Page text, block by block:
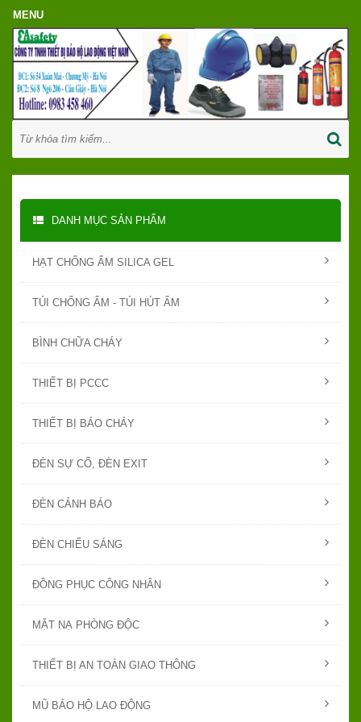
DANH MỤC SẢN PHẨM
HẠT CHỐNG ẨM SILICA GEL
TÚI CHỐNG ẨM - TÚI HÚT ẨM
BÌNH CHỮA CHÁY
THIẾT BỊ PCCC
THIẾT BỊ BÁO CHÁY
ĐÈN SỰ CỐ, ĐÈN EXIT
ĐÈN CẢNH BÁO
ĐÈN CHIẾU SÁNG
ĐỒNG PHỤC CÔNG NHÂN
MẶT NẠ PHÒNG ĐỘC
THIẾT BỊ AN TOÀN GIAO THÔNG
MŨ BẢO HỘ LAO ĐỘNG